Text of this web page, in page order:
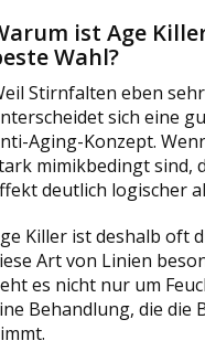
ist Age
Wahl?
Stirnfalten eben
sich eine
Aging-Konzept.
mimikbedingt sind,
deutlich logischer
Killer ist deshalb oft
Art von Linien
es nicht nur um
Behandlung, die die